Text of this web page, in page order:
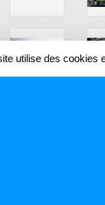
utilise des cookies